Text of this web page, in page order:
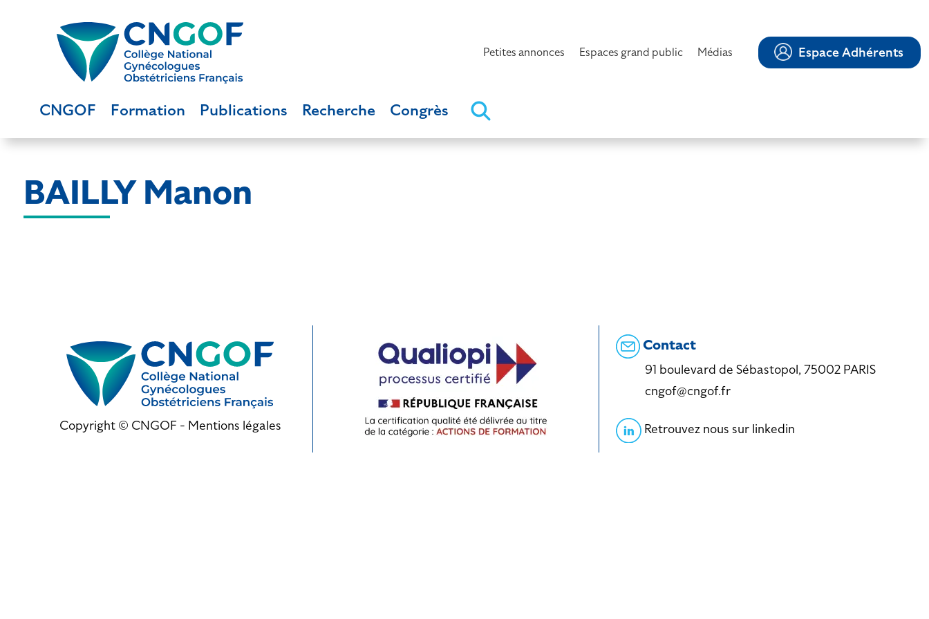
Petites annonces Espaces grand public Médias Espace Adhérents
CNGOF Formation Publications Recherche Congrès
BAILLY Manon
Copyright © CNGOF - Mentions légales
Contact
91 boulevard de Sébastopol, 75002 PARIS
cngof@cngof.fr
Retrouvez nous sur linkedin